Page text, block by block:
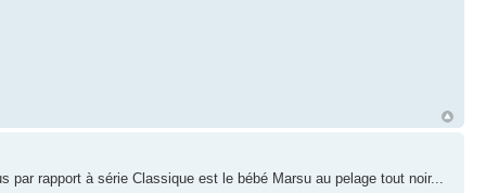
rapport à série Classique est le bébé Marsu au pelage tout noir...